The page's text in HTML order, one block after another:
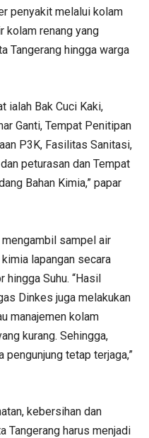
penyakit melalui kolam
kolam renang yang
Tangerang hingga warga
ialah Bak Cuci Kaki,
Ganti, Tempat Penitipan
P3K, Fasilitas Sanitasi,
peturasan dan Tempat
Bahan Kimia,” papar
sampel air
lapangan secara
Suhu. “Hasil
Dinkes juga melakukan
manajemen kolam
kurang. Sehingga,
pengunjung tetap terjaga,”
kebersihan dan
Tangerang harus menjadi